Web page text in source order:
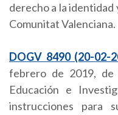
derecho a la identidad
Comunitat Valenciana.
DOGV 8490 (20-02-
febrero de 2019, de
Educación e
instrucciones para